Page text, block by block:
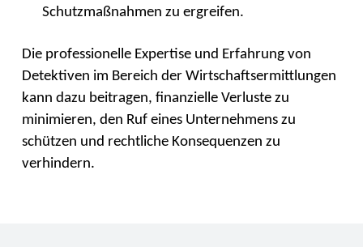
Schutzmaßnahmen zu ergreifen.
Die professionelle Expertise und Erfahrung von
Detektiven im Bereich der Wirtschaftsermittlungen
kann dazu beitragen, finanzielle Verluste zu
minimieren, den Ruf eines Unternehmens zu
schützen und rechtliche Konsequenzen zu
verhindern.